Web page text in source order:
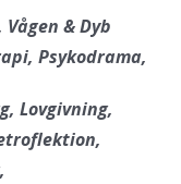
& Dyb
Psykodrama,
Lovgivning,